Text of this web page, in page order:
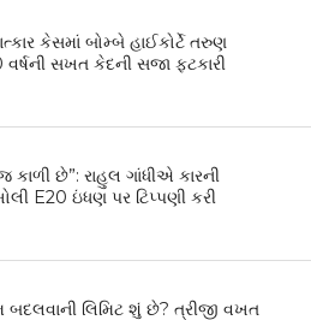
કેસમાં બોમ્બે હાઈકોર્ટે તરુણ
સખત કેદની સજા ફટકારી
છે”: રાહુલ ગાંધીએ કારની
E20 ઇંધણ પર ટિપ્પણી કરી
બદલવાની લિમિટ શું છે? ત્રીજી વખત